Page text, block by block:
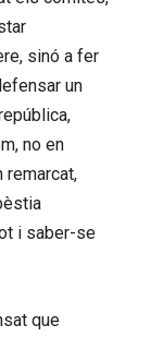
sinó a fer
un
no en
remarcat,
i saber-se
que